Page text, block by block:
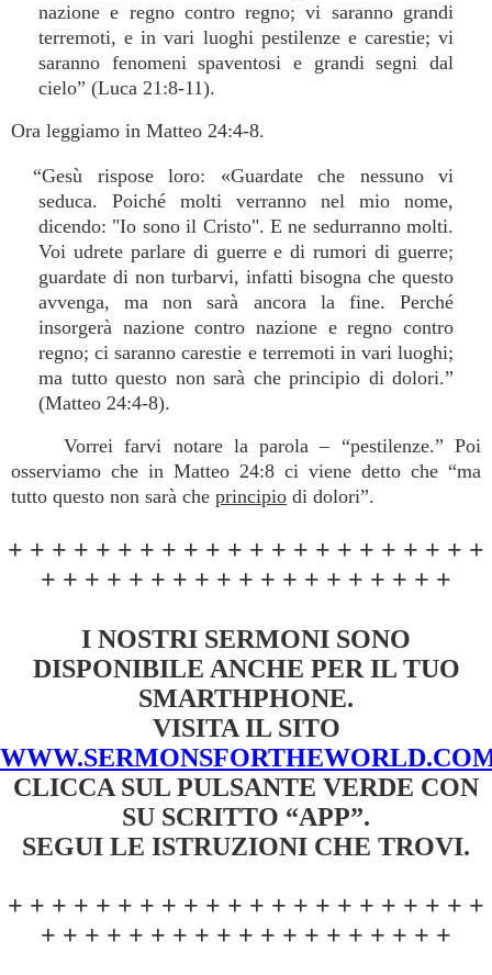
nazione e regno contro regno; vi saranno grandi
terremoti, e in vari luoghi pestilenze e carestie; vi
saranno fenomeni spaventosi e grandi segni dal
cielo” (Luca 21:8-11).
Ora leggiamo in Matteo 24:4-8.
“Gesù rispose loro: «Guardate che nessuno vi
seduca. Poiché molti verranno nel mio nome,
dicendo: "Io sono il Cristo". E ne sedurranno molti.
Voi udrete parlare di guerre e di rumori di guerre;
guardate di non turbarvi, infatti bisogna che questo
avvenga, ma non sarà ancora la fine. Perché
insorgerà nazione contro nazione e regno contro
regno; ci saranno carestie e terremoti in vari luoghi;
ma tutto questo non sarà che principio di dolori.”
(Matteo 24:4-8).
Vorrei farvi notare la parola – “pestilenze.” Poi
osserviamo che in Matteo 24:8 ci viene detto che “ma
tutto questo non sarà che principio di dolori”.
+ + + + + + + + + + + + + + + + + + + + + +
+ + + + + + + + + + + + + + + + + + +
I NOSTRI SERMONI SONO
DISPONIBILE ANCHE PER IL TUO
SMARTHPHONE.
VISITA IL SITO
CLICCA SUL PULSANTE VERDE CON
SU SCRITTO “APP”.
SEGUI LE ISTRUZIONI CHE TROVI.
+ + + + + + + + + + + + + + + + + + + + + +
+ + + + + + + + + + + + + + + + + + +